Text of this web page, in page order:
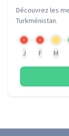
Découvrez les
Turkménistan.
J F M